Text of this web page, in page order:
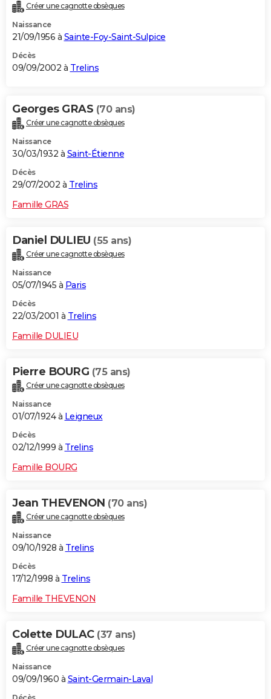
Créer une cagnotte obsèques
Naissance
21/09/1956 à Sainte-Foy-Saint-Sulpice
Décès
09/09/2002 à Trelins
Georges GRAS (70 ans)
Créer une cagnotte obsèques
Naissance
30/03/1932 à Saint-Étienne
Décès
29/07/2002 à Trelins
Famille GRAS
Daniel DULIEU (55 ans)
Créer une cagnotte obsèques
Naissance
05/07/1945 à Paris
Décès
22/03/2001 à Trelins
Famille DULIEU
Pierre BOURG (75 ans)
Créer une cagnotte obsèques
Naissance
01/07/1924 à Leigneux
Décès
02/12/1999 à Trelins
Famille BOURG
Jean THEVENON (70 ans)
Créer une cagnotte obsèques
Naissance
09/10/1928 à Trelins
Décès
17/12/1998 à Trelins
Famille THEVENON
Colette DULAC (37 ans)
Créer une cagnotte obsèques
Naissance
09/09/1960 à Saint-Germain-Laval
Décès